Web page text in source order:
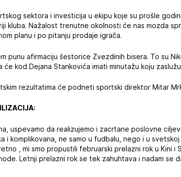
sektora i investicija u ekipu koje su prošle
kluba. Nažalost trenutne okolnosti će nas mozda
planu i po pitanju prodaje igrača.
punu afirmaciju šestorice Zvezdinih bisera. To su
će kod Dejana Stankovića imati minutažu koju
rezultatima će podneti sportski direktor Mitar
uspevamo da realizujemo i zacrtane poslovne
i komplikovana, ne samo u fudbalu, nego i u
, mi smo propustili februarski prelazni rok u Kini i
Letnji prelazni rok se tek zahuhtava i nadam se